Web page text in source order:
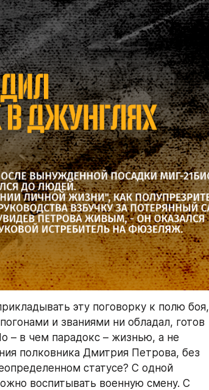
эту поговорку к полю боя,
и званиями ни обладал, готов
– в чем парадокс – жизнью, а не
полковника Дмитрия Петрова, без
статусе? С одной
воспитывать военную смену. С